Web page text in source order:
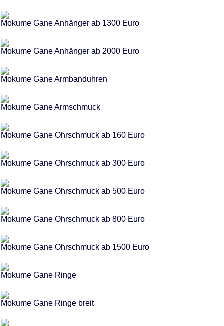
Mokume Gane Anhänger ab 1300 Euro
Mokume Gane Anhänger ab 2000 Euro
Mokume Gane Armbanduhren
Mokume Gane Armschmuck
Mokume Gane Ohrschmuck ab 160 Euro
Mokume Gane Ohrschmuck ab 300 Euro
Mokume Gane Ohrschmuck ab 500 Euro
Mokume Gane Ohrschmuck ab 800 Euro
Mokume Gane Ohrschmuck ab 1500 Euro
Mokume Gane Ringe
Mokume Gane Ringe breit